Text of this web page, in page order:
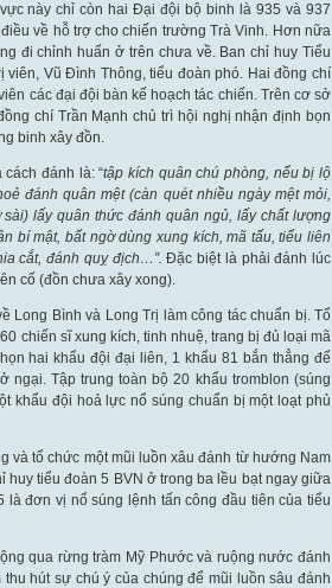
này chỉ còn hai Đại đội bộ binh là 935 và 937
về hỗ trợ cho chiến trường Trà Vinh. Hơn nữa
đi chỉnh huấn ở trên chưa về. Ban chỉ huy Tiểu
Vũ Đình Thông, tiểu đoàn phó. Hai đồng chí
các đại đội bàn kế hoạch tác chiến. Trên cơ sở
chí Trần Mạnh chủ trì hội nghị nhận định bọn
binh xây đồn.
đánh là: “tập kích quân chú phòng, nếu bị lộ
đánh quân mệt (càn quét nhiều ngày mệt mỏi,
lấy quân thức đánh quân ngủ, lấy chất lượng
bí mật, bất ngờ dùng xung kích, mã tấu, tiểu liên
cắt, đánh quỵ địch…”. Đặc biệt là phải đánh lúc
cố (đồn chưa xây xong).
Long Bình và Long Trị làm công tác chuẩn bị. Tổ
chiến sĩ xung kích, tinh nhuệ, trang bị đủ loại mã
hai khẩu đội đại liên, 1 khẩu 81 bắn thẳng để
ngại. Tập trung toàn bộ 20 khẩu tromblon (súng
khẩu đội hoả lực nổ súng chuẩn bị một loạt phủ
tổ chức một mũi luồn xâu đánh từ hướng Nam
huy tiểu đoàn 5 BVN ở trong ba lều bạt ngay giữa
đơn vị nổ súng lệnh tấn công đầu tiên của tiểu
qua rừng tràm Mỹ Phước và ruộng nước đánh
hút sự chú ý của chúng để mũi luồn sâu đánh